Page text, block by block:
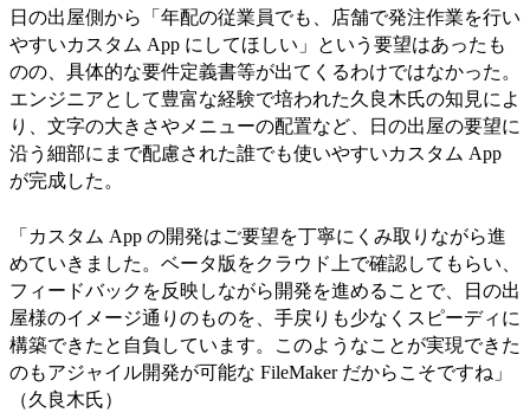
日の出屋側から「年配の従業員でも、店舗で発注作業を行い
やすいカスタム App にしてほしい」という要望はあったも
のの、具体的な要件定義書等が出てくるわけではなかった。
エンジニアとして豊富な経験で培われた久良木氏の知見によ
り、文字の大きさやメニューの配置など、日の出屋の要望に
沿う細部にまで配慮された誰でも使いやすいカスタム App
が完成した。
「カスタム App の開発はご要望を丁寧にくみ取りながら進
めていきました。ベータ版をクラウド上で確認してもらい、
フィードバックを反映しながら開発を進めることで、日の出
屋様のイメージ通りのものを、手戻りも少なくスピーディに
構築できたと自負しています。このようなことが実現できた
のもアジャイル開発が可能な FileMaker だからこそですね」
（久良木氏）